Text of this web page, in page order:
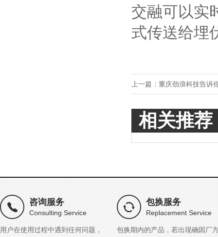
交融可以实
式传送给埋
上一篇： 重庆劲浪科技告诉
相关推荐
咨询服务
Consulting Service
用户在使用过程中遇到任何问题，
包换服务
Replacement Service
包换期内的产品，若出现确因厂